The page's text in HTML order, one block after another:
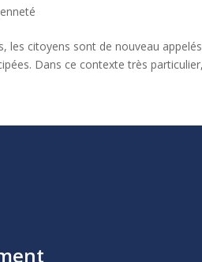
les citoyens sont de nouveau
Dans ce contexte très